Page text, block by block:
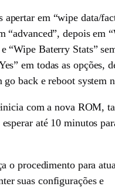
apertar em “wipe data/
“advanced”, depois em
“Wipe Baterry Stats”
em todas as opções,
go back e reboot system
com a nova ROM,
até 10 minutos
o procedimento para
suas configurações e